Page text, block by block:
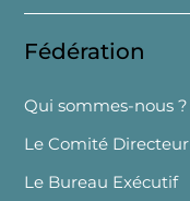
Fédération
Qui sommes-nous ?
Le Comité Directeur
Le Bureau Exécutif